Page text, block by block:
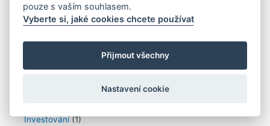
Aktuality, informace
Cestovní pojištění(129)
(34)
Investování(1)
pouze s vaším souhlasem.
Vyberte si, jaké cookies chcete používat
Přijmout všechny
Nastavení cookie